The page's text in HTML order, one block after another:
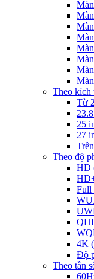
Theo kích
Từ
25
27
Theo độ
HD
Full
4K
Độ
Theo tần